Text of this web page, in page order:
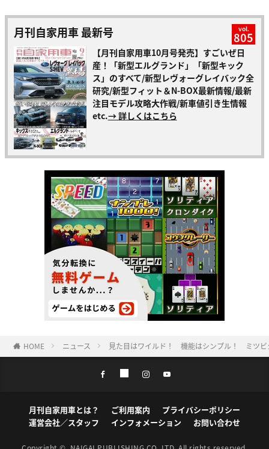
月刊自家用車 最新号 vol.
805
【月刊自家用車10月号発売】すごいぜ日
産！「新型エルグランド」「新型キック
ス」のすべて/新型レヴォーグレイバック全
研究/新型フィット＆N-BOX最新情報/最新
注目モデル攻略大作戦/新車値引き生情報
etc.→ 詳しくはこちら
HOME ニュース 見た目はワイルド！ 機能はシンプル！ ミツビ
月刊自家用車とは？ ご利用案内
プライバシーポリシー
運営会社／スタッフ
インフォメーション お問い合わせ